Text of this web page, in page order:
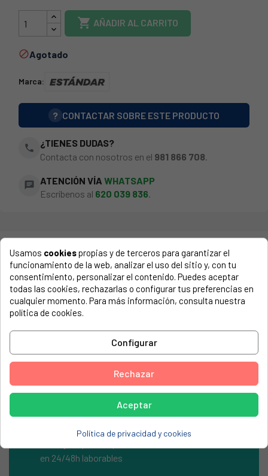
 AÑADIR AL CARRITO
Agotado
Marca:
? CONTACTAR SOBRE ESTE PRODUCTO
phone
¿TIENES DUDAS?
Contacta con nosotros en el 981 866 708
chat ATENCIÓN VÍA WHATSAPP
Escríbenos al 620 039 836.
COMPATIBLE CON...
El número de modelo lo encontrarás en la etiqueta de tu
electrodoméstico. Suele estar formado por números y
letras.
Condensador electrolitico 1000MF-25V
en 24/48h laborables
Usamos cookiespropias y de terceros para garantizar el
funcionamiento de la web, analizar el uso del sitio y, con tu
consentimiento, personalizar el contenido. Puedes aceptar
todas las cookies, rechazarlas o configurar tus preferencias en
cualquier momento. Para más información, consulta nuestra
política de cookies.
Configurar
Rechazar
Aceptar
Política de privacidad y cookies